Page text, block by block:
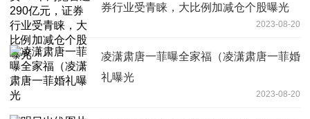
券行业受青睐，大比例加减仓个股曝光
2023-08-20
凌潇肃唐一菲曝全家福（凌潇肃唐一菲婚
礼曝光
2023-08-20